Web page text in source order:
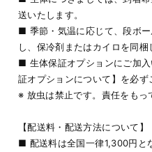
送いたします。
■ 季節・気温に応じて、段ボ
し、保冷剤またはカイロを同梱
■ 生体保証オプションにご加
証オプションについて】を必ず
※ 放虫は禁止です。責任をもっ
【配送料・配送方法について】
■ 配送料は全国一律1,300円と